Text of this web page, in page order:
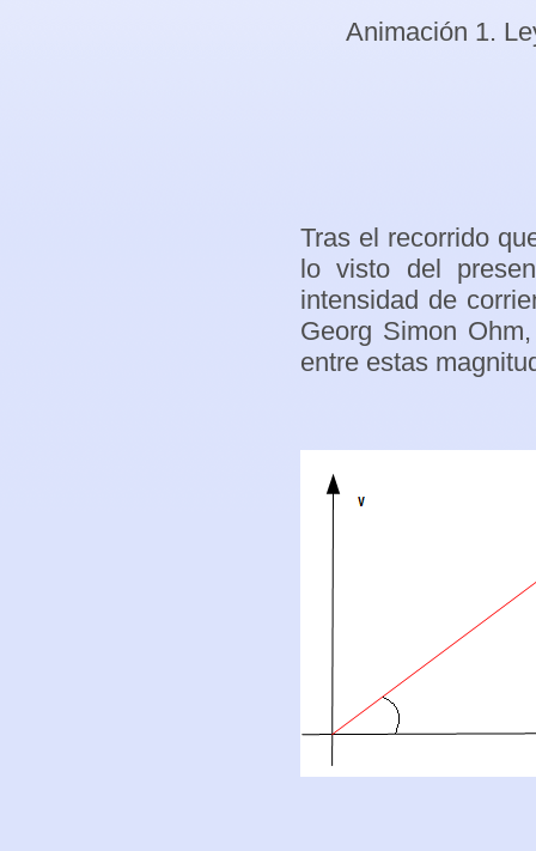
Animación 1.
Tras el recorrido
lo visto del
intensidad de
Georg Simon
entre estas